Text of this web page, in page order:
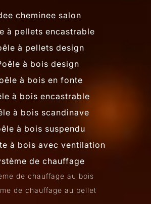
cheminee salon
à pellets encastrable
à pellets design
à bois design
à bois en fonte
à bois encastrable
à bois scandinave
à bois suspendu
à bois avec ventilation
de chauffage
de chauffage au bois
de chauffage au pellet